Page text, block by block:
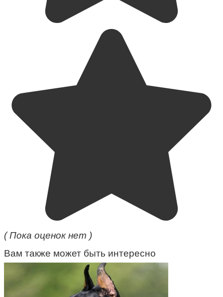
( Пока оценок нет )
Вам также может быть интересно